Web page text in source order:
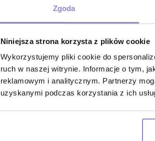
Zgoda
Niniejsza strona korzysta z plików cookie
Wykorzystujemy pliki cookie do
ruch w naszej witrynie. Informacje o tym,
reklamowym i analitycznym. Partnerzy
uzyskanymi podczas korzystania z ich